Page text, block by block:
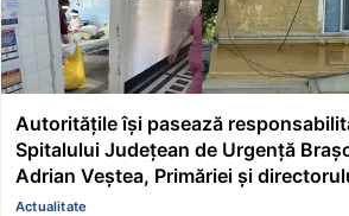
Autoritățile își pasează
Spitalului Județean de Urgență
Adrian Veștea, Primăriei și
pe mine de ce nu s-au renovat în
Actualitate